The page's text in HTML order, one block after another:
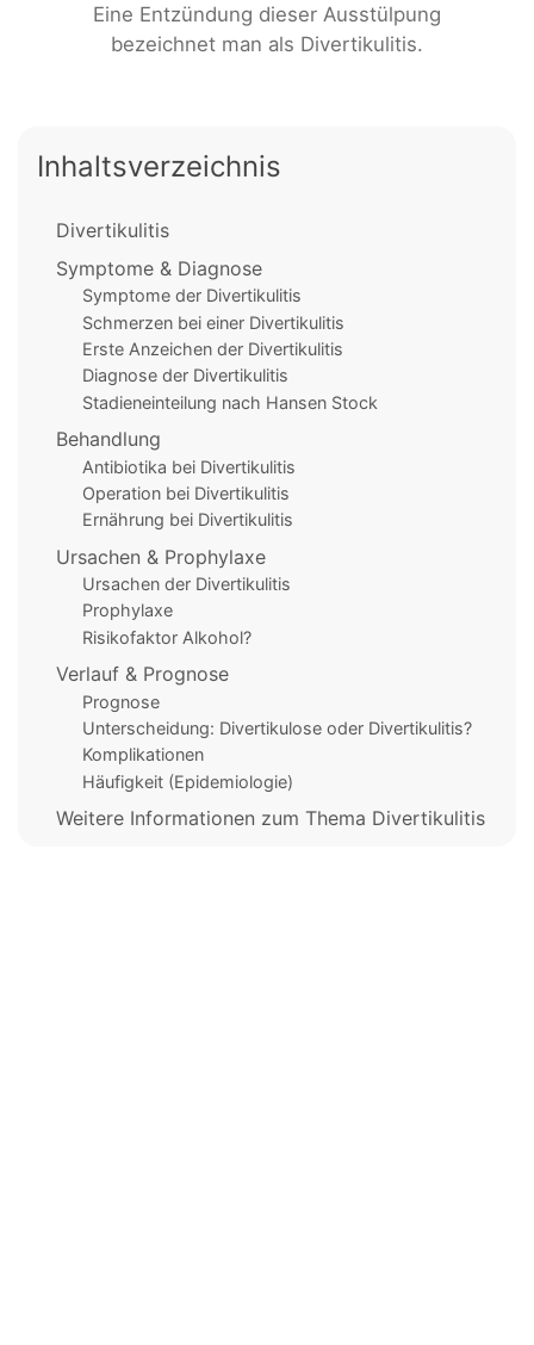
Eine Entzündung dieser Ausstülpung
bezeichnet man als Divertikulitis.
Inhaltsverzeichnis
Divertikulitis
Symptome & Diagnose
Symptome der Divertikulitis
Schmerzen bei einer Divertikulitis
Erste Anzeichen der Divertikulitis
Diagnose der Divertikulitis
Stadieneinteilung nach Hansen Stock
Behandlung
Antibiotika bei Divertikulitis
Operation bei Divertikulitis
Ernährung bei Divertikulitis
Ursachen & Prophylaxe
Ursachen der Divertikulitis
Prophylaxe
Risikofaktor Alkohol?
Verlauf & Prognose
Prognose
Unterscheidung: Divertikulose oder Divertikulitis?
Komplikationen
Häufigkeit (Epidemiologie)
Weitere Informationen zum Thema Divertikulitis